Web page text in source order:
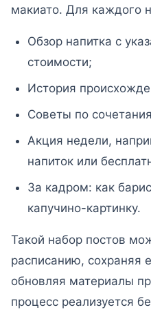
макиато. Для каждого
Обзор напитка с
стоимости;
История
Советы по
Акция недели,
напиток или
За кадром: как
капучино-картинку.
Такой набор постов
расписанию, сохраняя
обновляя материалы
процесс реализуется